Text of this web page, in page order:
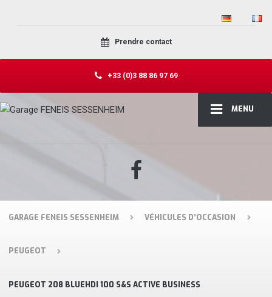
MENU
Prendre contact
+33 (0)3 88 86 97 69
GARAGE FENEIS SESSENHEIM VÉHICULES D’OCCASION
PEUGEOT
PEUGEOT 208 BLUEHDI 100 S&S ACTIVE BUSINESS